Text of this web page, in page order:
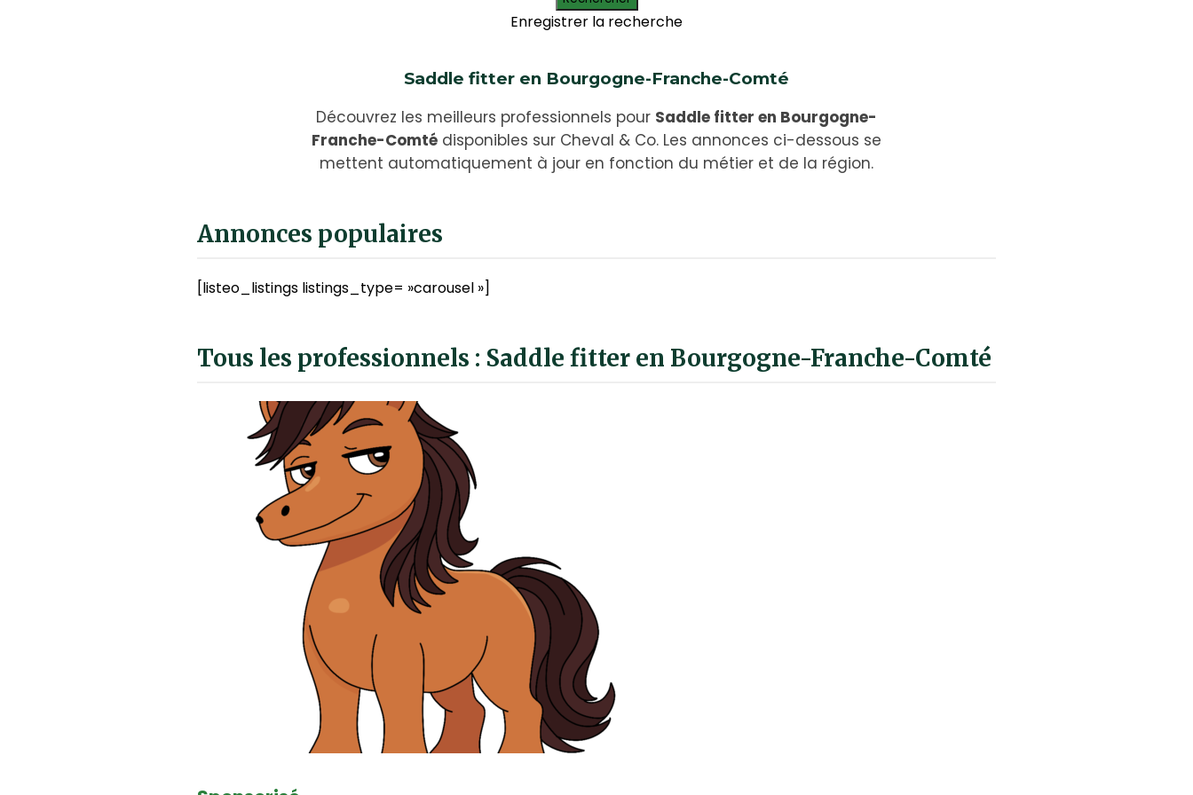
Enregistrer la recherche
Saddle fitter en Bourgogne-Franche-Comté
Découvrez les meilleurs professionnels pour Saddle fitter en Bourgogne-
Franche-Comté disponibles sur Cheval & Co. Les annonces ci-dessous se
mettent automatiquement à jour en fonction du métier et de la région.
Annonces populaires
[listeo_listings listings_type= »carousel »]
Tous les professionnels : Saddle fitter en Bourgogne-Franche-Comté